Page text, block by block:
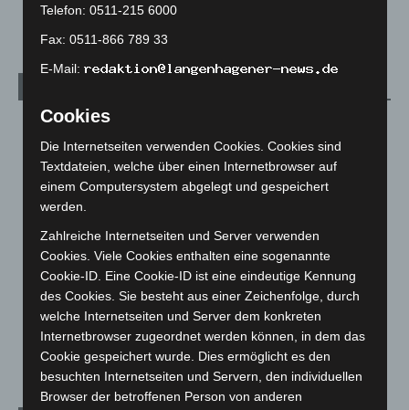
3. August 2026
Blaulicht
Corona-News
Hannover und Region
Langenhagen und Ortsteile
Leserbriefe
Menschen
Über uns
Veranstaltungen
Welt
1.270
Telefon: 0511-215 6000
Fax: 0511-866 789 33
E-Mail:
Cookies
Die Internetseiten verwenden Cookies. Cookies sind
Textdateien, welche über einen Internetbrowser auf
einem Computersystem abgelegt und gespeichert
werden.
Zahlreiche Internetseiten und Server verwenden
Cookies. Viele Cookies enthalten eine sogenannte
Cookie-ID. Eine Cookie-ID ist eine eindeutige Kennung
des Cookies. Sie besteht aus einer Zeichenfolge, durch
welche Internetseiten und Server dem konkreten
Internetbrowser zugeordnet werden können, in dem das
Cookie gespeichert wurde. Dies ermöglicht es den
besuchten Internetseiten und Servern, den individuellen
Browser der betroffenen Person von anderen